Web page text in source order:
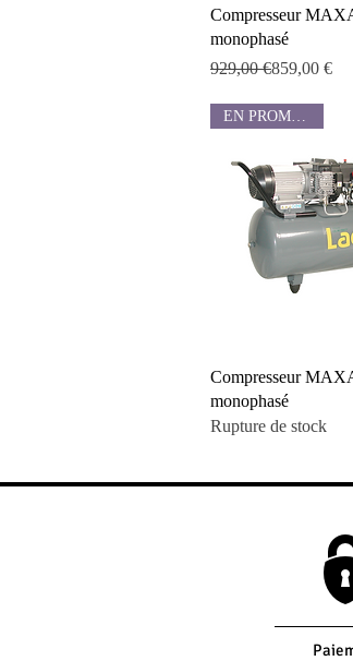
Aperçu
Compresseur
monophasé
Prix original
929,00 €
Prix promotionnel
859,00 €
Aperçu
Compresseur
monophasé
Rupture de stock